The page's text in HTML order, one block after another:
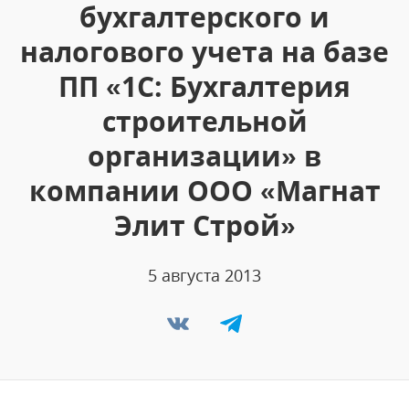
бухгалтерского и
налогового учета на базе
ПП «1С: Бухгалтерия
строительной
организации» в
компании ООО «Магнат
Элит Строй»
5 августа 2013